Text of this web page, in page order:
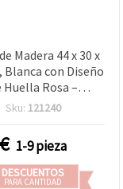
Madera 44 x 30 x
Blanca con Diseño
Huella Rosa –
Manualidades y
Sku: 121240
€ 1-9 pieza
DESCUENTOS
PARA CANTIDAD